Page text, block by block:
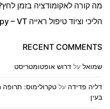
מה קורה לאקומודציה בזמן
הליכי וציוד טיפול ראייה Vision Therapy – VT
RECENT COMMENTS
שמואל על דרוש אופטומטריסט
דליה פדידה על טקרולימוס: תרופה
בעין